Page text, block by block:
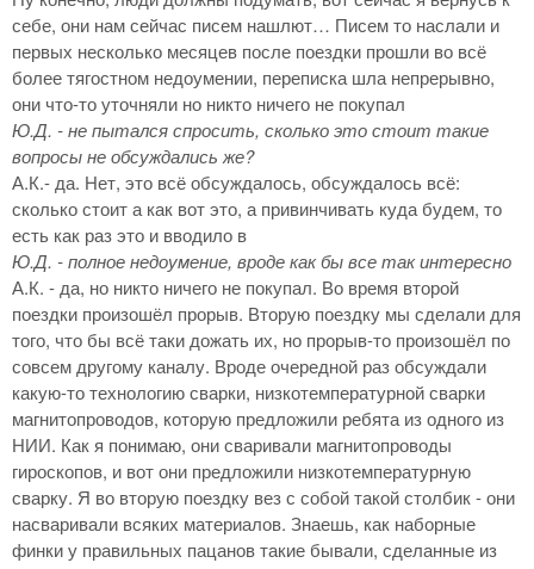
себе, они нам сейчас писем нашлют… Писем то наслали и
первых несколько месяцев после поездки прошли во всё
более тягостном недоумении, переписка шла непрерывно,
они что-то уточняли но никто ничего не покупал
Ю.Д. - не пытался спросить, сколько это стоит такие
вопросы не обсуждались же?
А.К.- да. Нет, это всё обсуждалось, обсуждалось всё:
сколько стоит а как вот это, а привинчивать куда будем, то
есть как раз это и вводило в
Ю.Д. - полное недоумение, вроде как бы все так интересно
А.К. - да, но никто ничего не покупал. Во время второй
поездки произошёл прорыв. Вторую поездку мы сделали для
того, что бы всё таки дожать их, но прорыв-то произошёл по
совсем другому каналу. Вроде очередной раз обсуждали
какую-то технологию сварки, низкотемпературной сварки
магнитопроводов, которую предложили ребята из одного из
НИИ. Как я понимаю, они сваривали магнитопроводы
гироскопов, и вот они предложили низкотемпературную
сварку. Я во вторую поездку вез с собой такой столбик - они
насваривали всяких материалов. Знаешь, как наборные
финки у правильных пацанов такие бывали, сделанные из